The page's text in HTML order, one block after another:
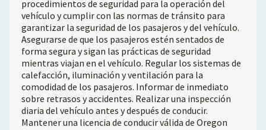
procedimientos de seguridad para la operación del
vehículo y cumplir con las normas de tránsito para
garantizar la seguridad de los pasajeros y del vehículo.
Asegurarse de que los pasajeros estén sentados de
forma segura y sigan las prácticas de seguridad
mientras viajan en el vehículo. Regular los sistemas de
calefacción, iluminación y ventilación para la
comodidad de los pasajeros. Informar de inmediato
sobre retrasos y accidentes. Realizar una inspección
diaria del vehículo antes y después de conducir.
Mantener una licencia de conducir válida de Oregon